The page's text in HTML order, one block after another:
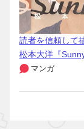
読者を信頼して
松本大洋『Sunny
マンガ